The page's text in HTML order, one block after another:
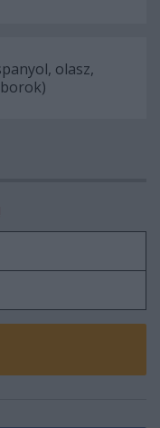
olasz,